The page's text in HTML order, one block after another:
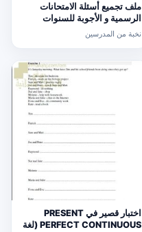
ملف تجميع أسئلة الامتحانات
الرسمية و الأجوبة للسنوات
السابقة الدور الأول (الامتحانات)
التاسع
نخبة من المدرسين
اختبار قصير في PRESENT
PERFECT CONTINUOUS (لغة